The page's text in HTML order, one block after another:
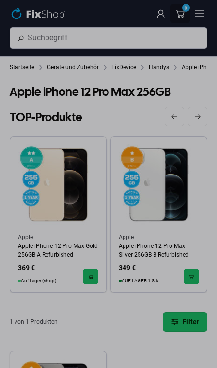
0
Startseite Geräte und Zubehör FixDevice Handys Apple
Apple iPhone 12 Pro Max 256GB
TOP-Produkte
Apple
Apple iPhone 12 Pro Max Gold
256GB A Refurbished
369 €
Auf Lager (shop)
Apple
Apple iPhone 12 Pro Max
Silver 256GB B Refurbished
349 €
AUF LAGER 1 Stk
1 von 1 Produkten Filter